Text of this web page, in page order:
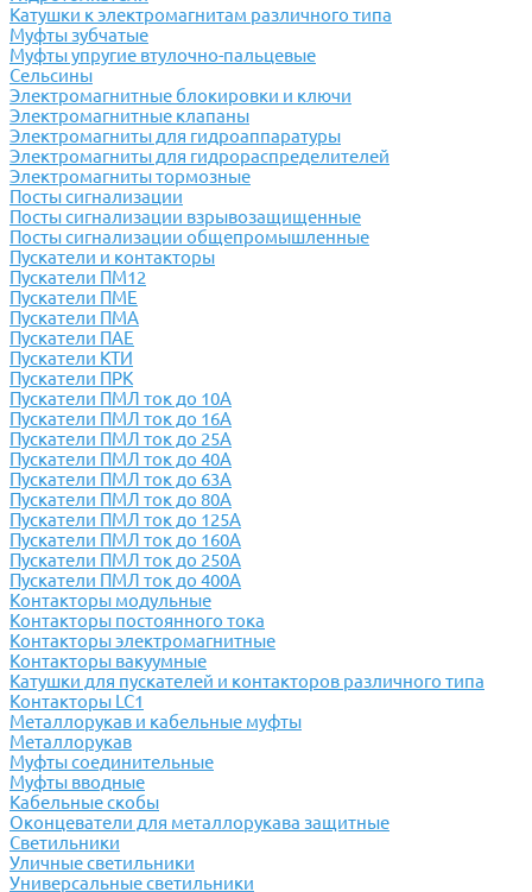
Катушки к электромагнитам различного типа
Муфты зубчатые
Муфты упругие втулочно-пальцевые
Сельсины
Электромагнитные блокировки и ключи
Электромагнитные клапаны
Электромагниты для гидроаппаратуры
Электромагниты для гидрораспределителей
Электромагниты тормозные
Посты сигнализации
Посты сигнализации взрывозащищенные
Посты сигнализации общепромышленные
Пускатели и контакторы
Пускатели ПМ12
Пускатели ПМЕ
Пускатели ПМА
Пускатели ПАЕ
Пускатели КТИ
Пускатели ПРК
Пускатели ПМЛ ток до 10А
Пускатели ПМЛ ток до 16А
Пускатели ПМЛ ток до 25А
Пускатели ПМЛ ток до 40А
Пускатели ПМЛ ток до 63А
Пускатели ПМЛ ток до 80А
Пускатели ПМЛ ток до 125А
Пускатели ПМЛ ток до 160А
Пускатели ПМЛ ток до 250А
Пускатели ПМЛ ток до 400А
Контакторы модульные
Контакторы постоянного тока
Контакторы электромагнитные
Контакторы вакуумные
Катушки для пускателей и контакторов различного типа
Контакторы LC1
Металлорукав и кабельные муфты
Металлорукав
Муфты соединительные
Муфты вводные
Кабельные скобы
Оконцеватели для металлорукава защитные
Светильники
Уличные светильники
Универсальные светильники